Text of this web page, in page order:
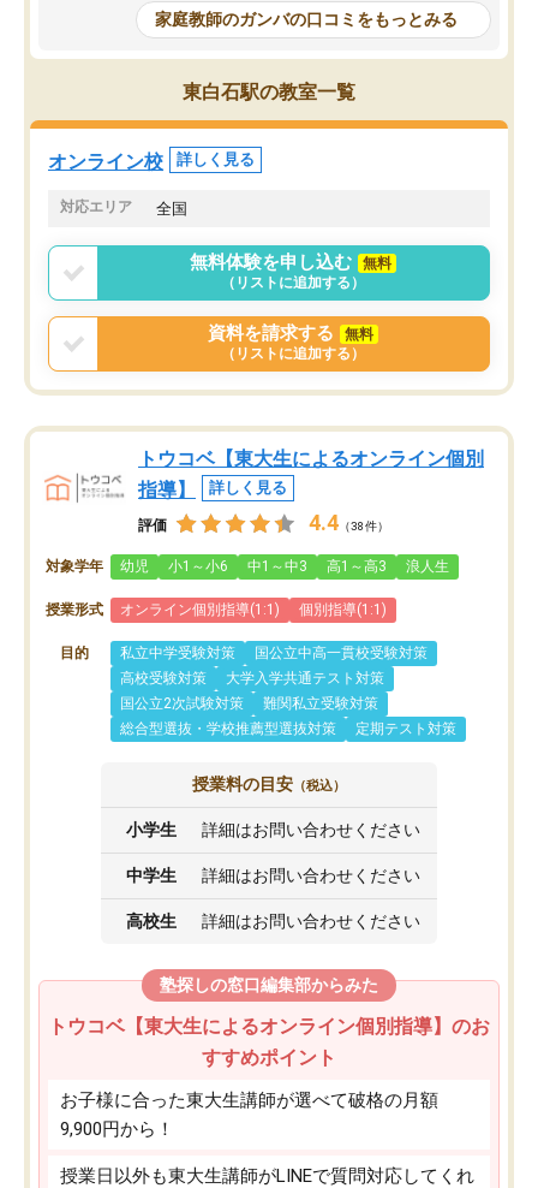
めて1年ほどだった今では平均点以上の
科目が増えてきました！あと1年受験ま
であるので無料の週末教室を使用しな
がら頑張って欲しいと思います！
問できるのでとても助か
家庭教師のガンバの口コミをもっとみる
東白石駅の教室一覧
オンライン校 詳しく見る
対応エリア 全国
無料体験を申し込む
無料
（リストに追加する）
資料を請求する
無料
（リストに追加する）
トウコベ【東大生によるオンライン個別
指導】
詳しく見る
評価 4.4 （38件）
対象学年 幼児 小1～小6 中1～中3 高1～高3 浪人生
授業形式 オンライン個別指導(1:1) 個別指導(1:1)
目的 私立中学受験対策
国公立中高一貫校受験対策
高校受験対策
大学入学共通テスト対策
国公立2次試験対策
難関私立受験対策
総合型選抜・学校推薦型選抜対策
定期テスト対策
授業料の目安 （税込）
小学生 詳細はお問い合わせください
中学生 詳細はお問い合わせください
高校生 詳細はお問い合わせください
塾探しの窓口編集部からみた
トウコベ【東大生によるオンライン個別指導】のお
すすめポイント
お子様に合った東大生講師が選べて破格の月額
9,900円から！
授業日以外も東大生講師がLINEで質問対応してくれ